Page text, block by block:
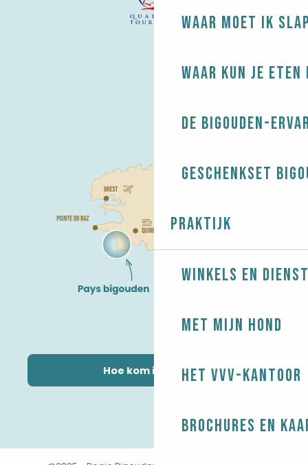
Waar moet ik
Waar kun je eten
De Bigouden-
Geschenkset
Praktijk
Winkels en
Met mijn hond
Het VVV-kantoor
Brochures en
Hoe kom ik daar?